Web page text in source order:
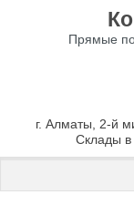
Прямые
г. Алматы, 2-й
Склады в